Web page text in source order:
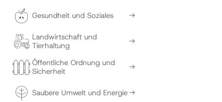
Gesundheit und Soziales
Landwirtschaft und
Tierhaltung
Öffentliche Ordnung und
Sicherheit
Saubere Umwelt und Energie